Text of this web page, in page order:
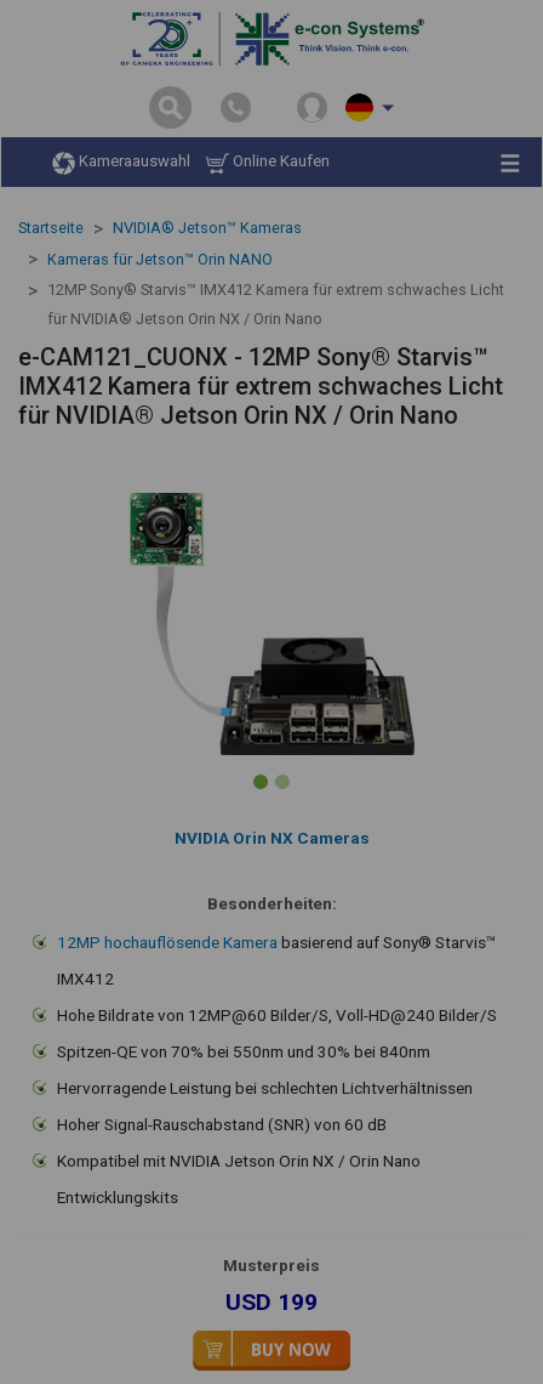
Kameraauswahl Online Kaufen
Startseite
NVIDIA® Jetson™ Kameras
Kameras für Jetson™ Orin NANO
12MP Sony® Starvis™ IMX412 Kamera für extrem schwaches Licht
für NVIDIA® Jetson Orin NX / Orin Nano
e-CAM121_CUONX - 12MP Sony® Starvis™
IMX412 Kamera für extrem schwaches Licht
für NVIDIA® Jetson Orin NX / Orin Nano
NVIDIA Orin NX Cameras
Besonderheiten:
12MP hochauflösende Kamera basierend auf Sony® Starvis™
IMX412
Hohe Bildrate von 12MP@60 Bilder/S, Voll-HD@240 Bilder/S
Spitzen-QE von 70% bei 550nm und 30% bei 840nm
Hervorragende Leistung bei schlechten Lichtverhältnissen
Hoher Signal-Rauschabstand (SNR) von 60 dB
Kompatibel mit NVIDIA Jetson Orin NX / Orin Nano
Entwicklungskits
Musterpreis
USD 199